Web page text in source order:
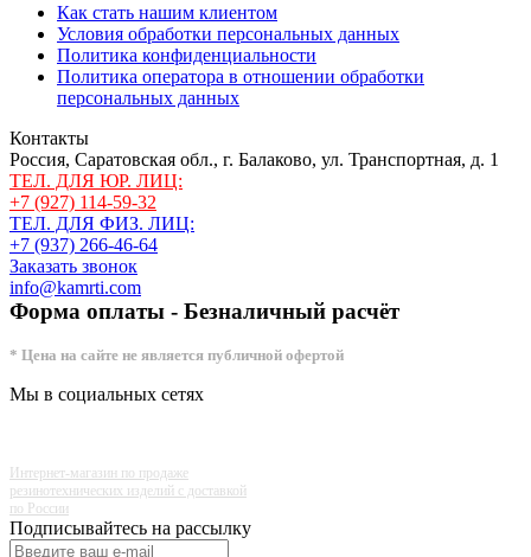
Как стать нашим клиентом
Условия обработки персональных данных
Политика конфиденциальности
Политика оператора в отношении обработки
персональных данных
Контакты
Россия, Саратовская обл., г. Балаково, ул. Транспортная, д. 1
ТЕЛ. ДЛЯ ЮР. ЛИЦ:
+7 (927) 114-59-32
ТЕЛ. ДЛЯ ФИЗ. ЛИЦ:
+7 (937) 266-46-64
Заказать звонок
info@kamrti.com
Форма оплаты - Безналичный расчёт
* Цена на сайте не является публичной офертой
Мы в социальных сетях
Интернет-магазин по продаже
резинотехнических изделий с доставкой
по России
Подписывайтесь на рассылку